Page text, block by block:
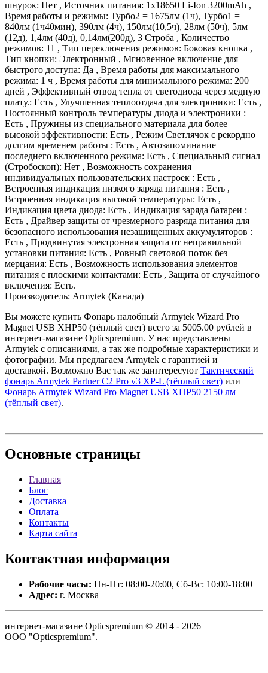
шнурок: Нет , Источник питания: 1x18650 Li-Ion 3200mAh ,
Время работы и режимы: Турбо2 = 1675лм (1ч), Турбо1 =
840лм (1ч40мин), 390лм (4ч), 150лм(10,5ч), 28лм (50ч), 5лм
(12д), 1,4лм (40д), 0,14лм(200д), 3 Строба , Количество
режимов: 11 , Тип переключения режимов: Боковая кнопка ,
Тип кнопки: Электронный , Мгновенное включение для
быстрого доступа: Да , Время работы для максимального
режима: 1 ч , Время работы для минимального режима: 200
дней , Эффективный отвод тепла от светодиода через медную
плату.: Есть , Улучшенная теплоотдача для электроники: Есть ,
Постоянный контроль температуры диода и электроники :
Есть , Пружины из специального материала для более
высокой эффективности: Есть , Режим Светлячок с рекордно
долгим временем работы : Есть , Автозапоминание
последнего включенного режима: Есть , Специальный сигнал
(Стробоскоп): Нет , Возможность сохранения
индивидуальных пользовательских настроек : Есть ,
Встроенная индикация низкого заряда питания : Есть ,
Встроенная индикация высокой температуры: Есть ,
Индикация цвета диода: Есть , Индикация заряда батареи :
Есть , Драйвер защиты от чрезмерного разряда питания для
безопасного использования незащищенных аккумуляторов :
Есть , Продвинутая электронная защита от неправильной
установки питания: Есть , Ровный световой поток без
мерцания: Есть , Возможность использования элементов
питания с плоскими контактами: Есть , Защита от случайного
включения: Есть.
Производитель: Armytek (Канада)
Вы можете купить Фонарь налобный Armytek Wizard Pro
Magnet USB XHP50 (тёплый свет) всего за 5005.00 рублей в
интернет-магазине Opticspremium. У нас представлены
Armytek с описаниями, а так же подробные характеристики и
фотографии. Мы предлагаем Armytek с гарантией и
доставкой. Возможно Вас так же заинтересуют Тактический
фонарь Armytek Partner C2 Pro v3 XP-L (тёплый свет) или
Фонарь Armytek Wizard Pro Magnet USB XHP50 2150 лм
(тёплый свет).
Основные страницы
Главная
Блог
Доставка
Оплата
Контакты
Карта сайта
Контактная информация
Рабочие часы: Пн-Пт: 08:00-20:00, Сб-Вс: 10:00-18:00
Адрес: г. Москва
интернет-магазине Opticspremium © 2014 - 2026
ООО "Opticspremium".